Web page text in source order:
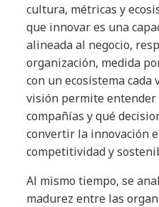
cultura, métricas y
que innovar es una
alineada al negocio,
organización, medida
con un ecosistema cada
visión permite entender
compañías y qué
convertir la innovación
competitividad y
Al mismo tiempo, se
madurez entre las